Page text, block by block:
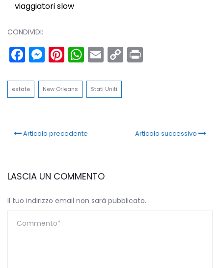
viaggiatori slow
CONDIVIDI:
Facebook
Messenger
Pinterest
WhatsApp
Email
Copy
Link
estate New Orleans Stati Uniti
Articolo precedente Articolo successivo
LASCIA UN COMMENTO
Il tuo indirizzo email non sarà pubblicato.